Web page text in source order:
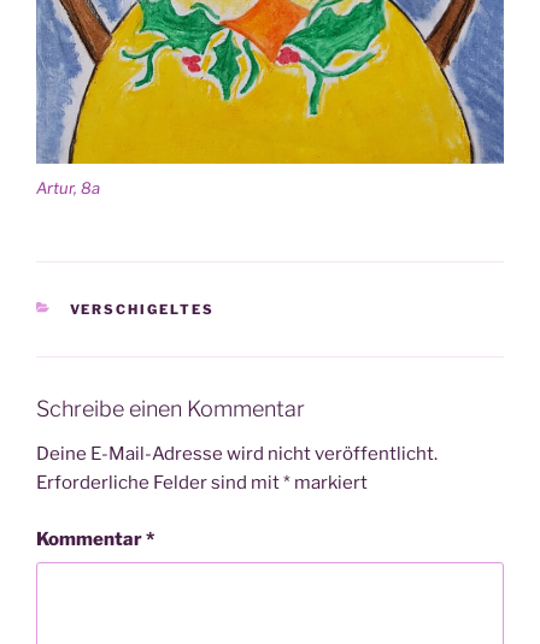
Artur, 8a
KATEGORIEN
VERSCHIGELTES
Schreibe einen Kommentar
Deine E-Mail-Adresse wird nicht veröffentlicht.
Erforderliche Felder sind mit* markiert
Kommentar*